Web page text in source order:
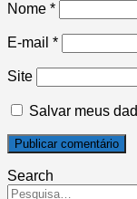
Nome *
E-mail *
Site
Salvar meus
Search